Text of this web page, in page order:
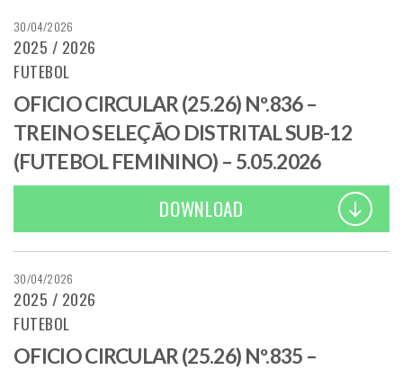
30/04/2026
2025 / 2026
FUTEBOL
OFICIO CIRCULAR (25.26) Nº.836 –
TREINO SELEÇÃO DISTRITAL SUB-12
(FUTEBOL FEMININO) – 5.05.2026
DOWNLOAD
30/04/2026
2025 / 2026
FUTEBOL
OFICIO CIRCULAR (25.26) Nº.835 –